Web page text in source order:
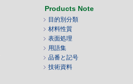
Products Note
目的別分類
材料性質
表面処理
用語集
品番と記号
技術資料